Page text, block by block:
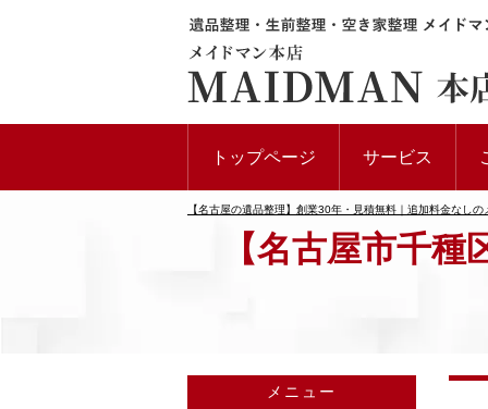
トップページ サービス
【名古屋の遺品整理】創業30年・見積無料｜追加料金なしの
【名古屋市千
メニュー